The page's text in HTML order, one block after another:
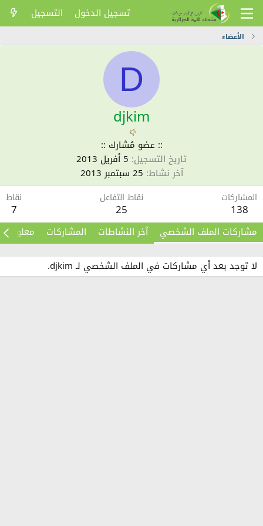
تسجيل الدخول التسجيل
الأعضاء
D
djkim
:: عضو مُشارك ::
تاريخ التسجيل 5 أفريل 2013
آخر نشاط 25 سبتمبر 2013
المشاركات
138
نقاط التفاعل
25
نقاط
7
مشاركات الملف الشخصي آخر النشاطات المشاركات معلومات
لا توجد بعد أي مشاركات في الملف الشخصي لـ djkim.